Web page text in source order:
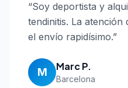
“Soy deportista y
tendinitis. La
el envío rapidísimo.”
M Marc P.
Barcelona